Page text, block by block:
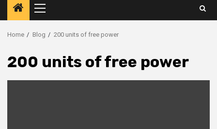
Primary
Menu
Home Blog 200 units of free power
200 units of free power